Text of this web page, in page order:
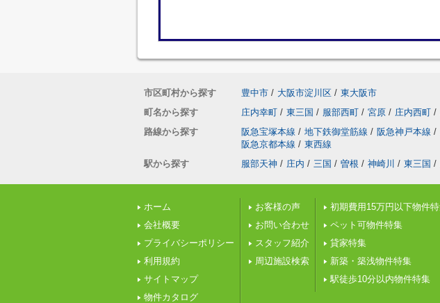
市区町村から探す 豊中市 / 大阪市淀川区 / 東大阪市
町名から探す
庄内幸町 / 東三国 / 服部西町 / 宮原 / 庄内西町 /
路線から探す
阪急宝塚本線 / 地下鉄御堂筋線 / 阪急神戸本線 /
阪急京都本線 / 東西線
駅から探す
服部天神 / 庄内 / 三国 / 曽根 / 神崎川 / 東三国 /
ホーム
会社概要
プライバシーポリシー
利用規約
サイトマップ
物件カタログ
お客様の声
お問い合わせ
スタッフ紹介
周辺施設検索
初期費用15万円以下物件
ペット可物件特集
貸家特集
新築・築浅物件特集
駅徒歩10分以内物件特集